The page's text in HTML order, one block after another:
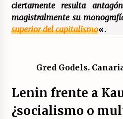
Asamblea abierta
plantea una
para La Saleta y la
16/07/2026
contra la OTAN,
El fuego no tiene
(Almería)
ciertamente resulta
magistralmente su
superior del capitalismo«.
Gred Godels.
Lenin frente a
¿socialismo o